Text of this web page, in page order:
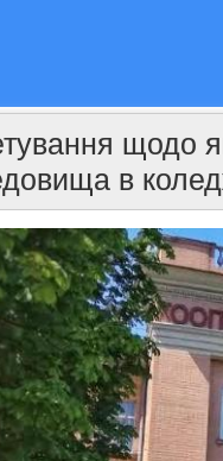
щодо
в